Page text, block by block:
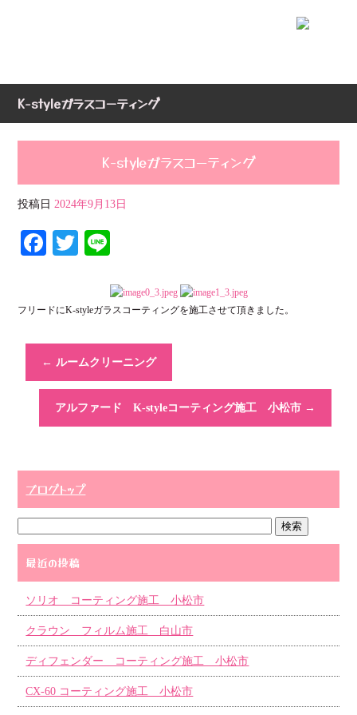
K-styleガラスコーティング
K-styleガラスコーティング
投稿日 2024年9月13日
Fa
ok
T
r
フリードにK-styleガラスコーティングを施工させて頂きました。
← ルームクリーニング
アルファード K-styleコーティング施工 小松市 →
ブログトップ
最近の投稿
ソリオ コーティング施工 小松市
クラウン フィルム施工 白山市
ディフェンダー コーティング施工 小松市
CX-60 コーティング施工 小松市